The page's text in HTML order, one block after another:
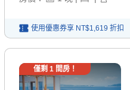
使用優惠券享 NT$1,619 折扣
僅剩 1 間房！